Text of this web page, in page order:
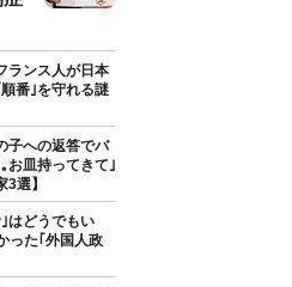
ランス人が日本
番｣を守れる謎
子への返答でバ
お皿持ってきて｣
選】
はどうでもい
った｢外国人政